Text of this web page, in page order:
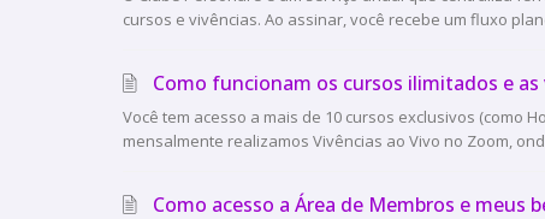
cursos e vivências. Ao assinar, você recebe um fluxo
Como funcionam os cursos ilimitados e as
Você tem acesso a mais de 10 cursos exclusivos (como
mensalmente realizamos Vivências ao Vivo no Zoom,
Como acesso a Área de Membros e meus